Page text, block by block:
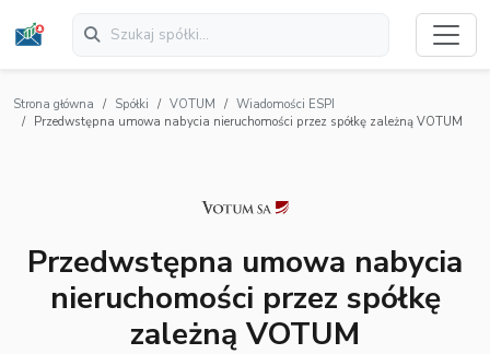
Strona główna Spółki VOTUM
Wiadomości ESPI
Przedwstępna umowa nabycia nieruchomości przez spółkę zależną VOTUM
Przedwstępna umowa nabycia
nieruchomości przez spółkę
zależną VOTUM